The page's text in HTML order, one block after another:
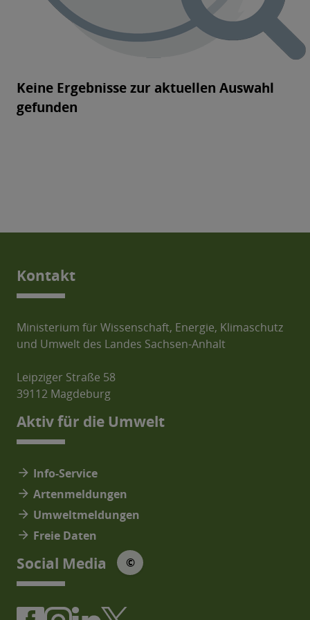
Kontakt
Ministerium für Wissenschaft, Energie, Klimaschutz
und Umwelt des Landes Sachsen-Anhalt
Leipziger Straße 58
39112 Magdeburg
Aktiv für die Umwelt
arrow_forward Info-Service
arrow_forward Artenmeldungen
arrow_forward Umweltmeldungen
arrow_forward Freie Daten
Social Media © © Social Media Icons: jam-